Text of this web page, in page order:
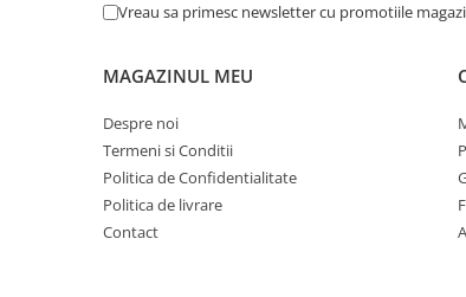
Vreau sa primesc newsletter cu promotiile
MAGAZINUL MEU
Despre noi
Termeni si Conditii
Politica de Confidentialitate
Politica de livrare
Contact